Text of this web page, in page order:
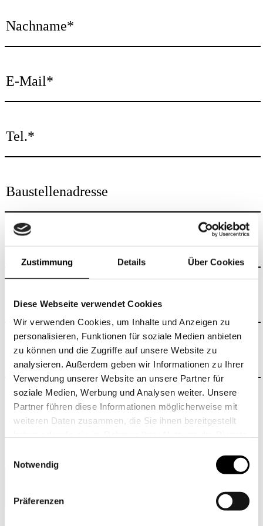
Zustimmung Details Über Cookies
Diese Webseite verwendet Cookies
Wir verwenden Cookies, um Inhalte und Anzeigen zu
personalisieren, Funktionen für soziale Medien anbieten
zu können und die Zugriffe auf unsere Website zu
analysieren. Außerdem geben wir Informationen zu Ihrer
Verwendung unserer Website an unsere Partner für
soziale Medien, Werbung und Analysen weiter. Unsere
Partner führen diese Informationen möglicherweise mit
weiteren Daten zusammen, die Sie ihnen bereitgestellt
Notwendig
Präferenzen
Beste Rückrufzeit
Vormittag
Nachmittag
(Mehrfachnennungen möglich)